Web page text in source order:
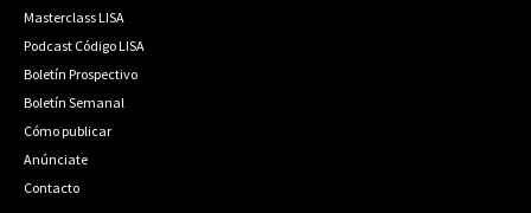
Masterclass LISA
Podcast Código LISA
Boletín Prospectivo
Boletín Semanal
Cómo publicar
Anúnciate
Contacto